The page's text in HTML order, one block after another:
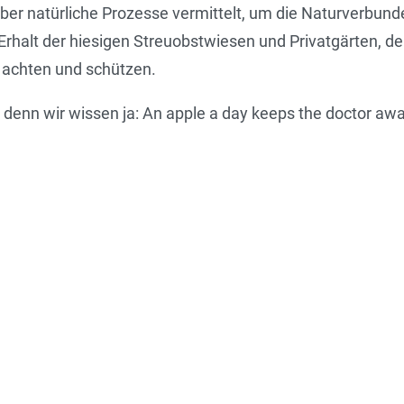
natürliche Prozesse vermittelt, um die
der hiesigen Streuobstwiesen und Privatgärten,
und schützen.
wir wissen ja: An apple a day keeps the doctor